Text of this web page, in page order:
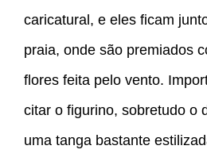
caricatural, e eles ficam
praia, onde são premiados
flores feita pelo vento.
citar o figurino, sobretudo o
uma tanga bastante